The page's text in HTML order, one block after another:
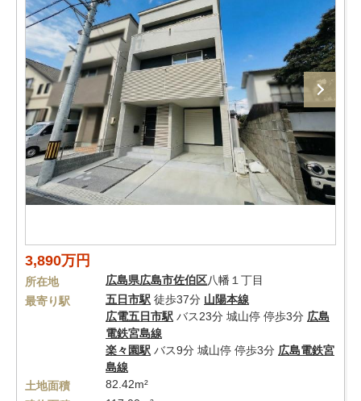
3,890万円
所在地 広島県広島市佐伯区八幡１丁目
最寄り駅
五日市駅 徒歩37分 山陽本線
広電五日市駅 バス23分 城山停 停歩3分 広島
電鉄宮島線
楽々園駅 バス9分 城山停 停歩3分 広島電鉄宮
島線
土地面積
82.42m²